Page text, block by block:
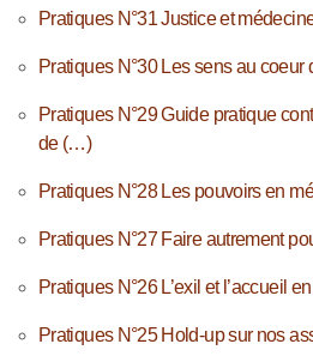
Pratiques N°31 Justice et
Pratiques N°30 Les sens au coeur
Pratiques N°29 Guide pratique
de (…)
Pratiques N°28 Les pouvoirs en
Pratiques N°27 Faire autrement
Pratiques N°26 L’exil et l’accueil
Pratiques N°25 Hold-up sur nos